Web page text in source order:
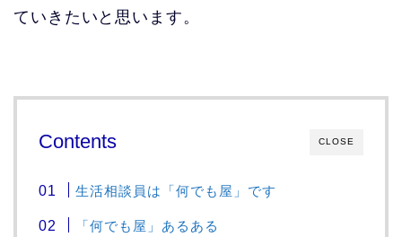
ていきたいと思います。
CLOSE
Contents
生活相談員は「何でも屋」です
「何でも屋」あるある